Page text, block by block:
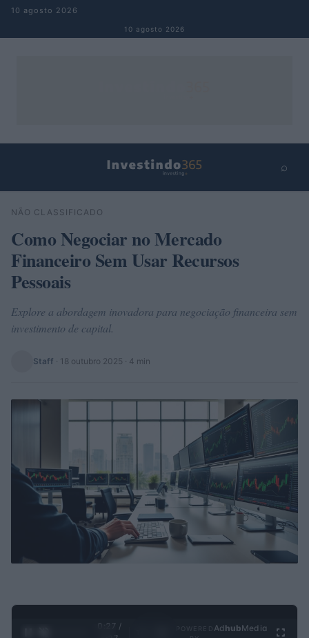
Pular para o conteúdo
10 agosto 2026
10 agosto 2026
⌕
Buscar
NÃO CLASSIFICADO
Como Negociar no Mercado
Financeiro Sem Usar Recursos
Pessoais
Explore a abordagem inovadora para negociação financeira sem
investimento de capital.
Staff · 18 outubro 2025 · 4 min
0:28 /
Ad hubMedia